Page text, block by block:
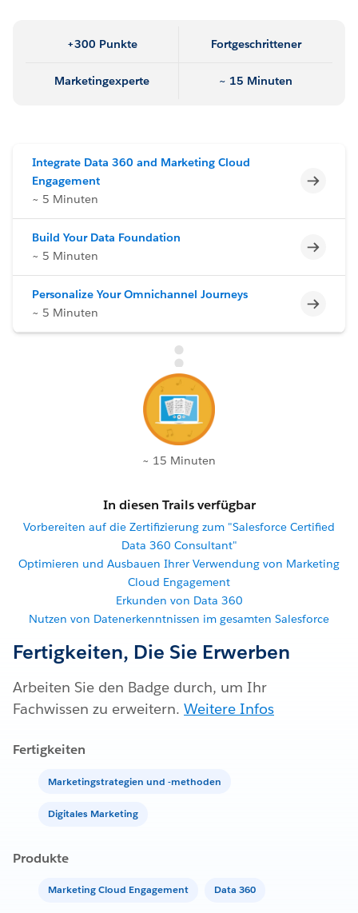
+300 Punkte Fortgeschrittener
Marketingexperte ~ 15 Minuten
Integrate Data 360 and Marketing Cloud
Engagement
~ 5 Minuten
Build Your Data Foundation
~ 5 Minuten
Personalize Your Omnichannel Journeys
~ 5 Minuten
~ 15 Minuten
In diesen Trails verfügbar
Vorbereiten auf die Zertifizierung zum "Salesforce Certified
Data 360 Consultant"
Optimieren und Ausbauen Ihrer Verwendung von Marketing
Cloud Engagement
Erkunden von Data 360
Nutzen von Datenerkenntnissen im gesamten Salesforce
Fertigkeiten, Die Sie Erwerben
Arbeiten Sie den Badge durch, um Ihr
Fachwissen zu erweitern. Weitere Infos
Fertigkeiten
Marketingstrategien und -methoden
Digitales Marketing
Produkte
Marketing Cloud Engagement Data 360